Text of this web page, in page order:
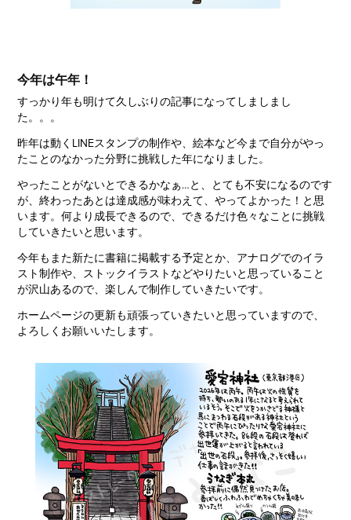
今年は午年！
すっかり年も明けて久しぶりの記事になってしましまし
た。。。
昨年は動くLINEスタンプの制作や、絵本など今まで自分がやっ
たことのなかった分野に挑戦した年になりました。
やったことがないとできるかなぁ…と、とても不安になるのです
が、終わったあとは達成感が味わえて、やってよかった！と思
います。何より成長できるので、できるだけ色々なことに挑戦
していきたいと思います。
今年もまた新たに書籍に掲載する予定とか、アナログでのイラ
スト制作や、ストックイラストなどやりたいと思っていること
が沢山あるので、楽しんで制作していきたいです。
ホームページの更新も頑張っていきたいと思っていますので、
よろしくお願いいたします。